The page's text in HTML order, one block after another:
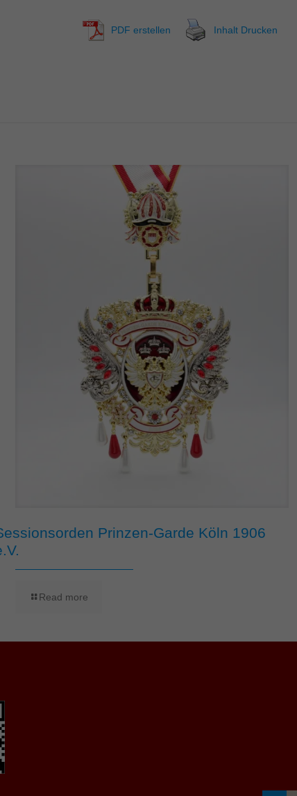
PDF erstellen Inhalt Drucken
Prinzen-Garde Köln 1906
Read more